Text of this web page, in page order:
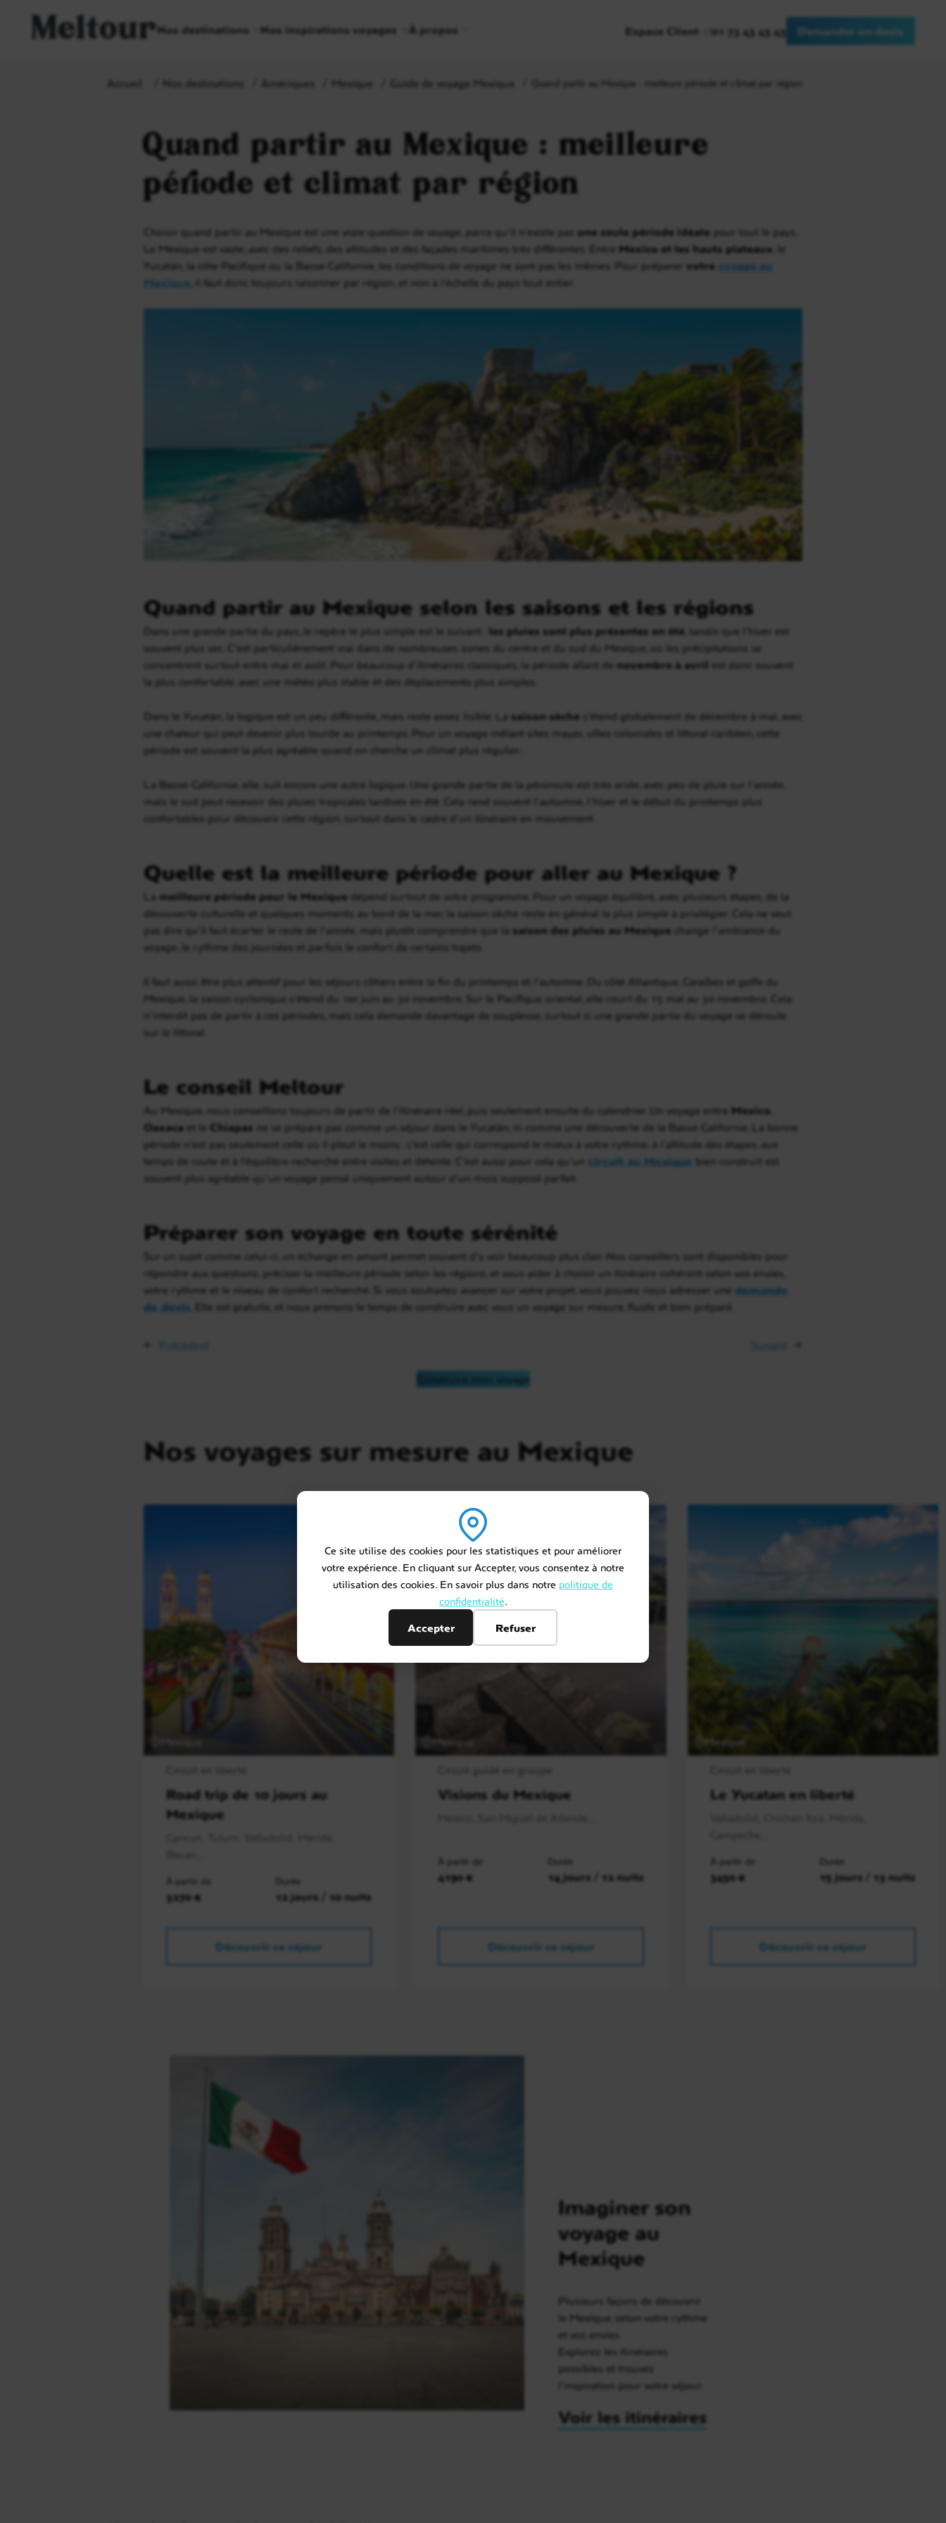
Ce site utilise des cookies pour les statistiques et pour améliorer
votre expérience. En cliquant sur Accepter, vous consentez à notre
utilisation des cookies. En savoir plus dans notre politique de
confidentialité.
Accepter
Refuser
MeltourNos destinations Nos inspirations voyages À propos Espace Client 01 73 43 43 43 Demander un devis
Accueil Nos destinations Amériques Mexique Guide de voyage Mexique Quand partir au Mexique : meilleure période et climat par région
Quand partir au Mexique : meilleure
période et climat par région
Choisir quand partir au Mexique est une vraie question de voyage, parce qu’il n’existe pas une seule période idéale pour tout le pays.
Le Mexique est vaste, avec des reliefs, des altitudes et des façades maritimes très différentes. Entre Mexico et les hauts plateaux , le
Yucatán, la côte Pacifique ou la Basse-Californie, les conditions de voyage ne sont pas les mêmes. Pour préparer votre voyage au
Mexique , il faut donc toujours raisonner par région, et non à l’échelle du pays tout entier.
Quand partir au Mexique selon les saisons et les régions
Dans une grande partie du pays, le repère le plus simple est le suivant : les pluies sont plus présentes en été , tandis que l’hiver est
souvent plus sec. C’est particulièrement vrai dans de nombreuses zones du centre et du sud du Mexique, où les précipitations se
concentrent surtout entre mai et août. Pour beaucoup d’itinéraires classiques, la période allant de novembre à avril est donc souvent
la plus confortable, avec une météo plus stable et des déplacements plus simples.
Dans le Yucatán, la logique est un peu différente, mais reste assez lisible. La saison sèche s’étend globalement de décembre à mai, avec
une chaleur qui peut devenir plus lourde au printemps. Pour un voyage mêlant sites mayas, villes coloniales et littoral caribéen, cette
période est souvent la plus agréable quand on cherche un climat plus régulier.
La Basse-Californie, elle, suit encore une autre logique. Une grande partie de la péninsule est très aride, avec peu de pluie sur l’année,
mais le sud peut recevoir des pluies tropicales tardives en été. Cela rend souvent l’automne, l’hiver et le début du printemps plus
confortables pour découvrir cette région, surtout dans le cadre d’un itinéraire en mouvement.
Quelle est la meilleure période pour aller au Mexique ?
La meilleure période pour le Mexique dépend surtout de votre programme. Pour un voyage équilibré, avec plusieurs étapes, de la
découverte culturelle et quelques moments au bord de la mer, la saison sèche reste en général la plus simple à privilégier. Cela ne veut
pas dire qu’il faut écarter le reste de l’année, mais plutôt comprendre que la saison des pluies au Mexique change l’ambiance du
voyage, le rythme des journées et parfois le confort de certains trajets.
Il faut aussi être plus attentif pour les séjours côtiers entre la fin du printemps et l’automne. Du côté Atlantique, Caraïbes et golfe du
Mexique, la saison cyclonique s’étend du 1er juin au 30 novembre. Sur le Pacifique oriental, elle court du 15 mai au 30 novembre. Cela
n’interdit pas de partir à ces périodes, mais cela demande davantage de souplesse, surtout si une grande partie du voyage se déroule
sur le littoral.
Le conseil Meltour
Au Mexique, nous conseillons toujours de partir de l’itinéraire réel, puis seulement ensuite du calendrier. Un voyage entre Mexico
Oaxaca et le Chiapas ne se prépare pas comme un séjour dans le Yucatán, ni comme une découverte de la Basse-Californie. La bonne
période n’est pas seulement celle où il pleut le moins : c’est celle qui correspond le mieux à votre rythme, à l’altitude des étapes, aux
temps de route et à l’équilibre recherché entre visites et détente. C’est aussi pour cela qu’un circuit au Mexique bien construit est
souvent plus agréable qu’un voyage pensé uniquement autour d’un mois supposé parfait.
Préparer son voyage en toute sérénité
Sur un sujet comme celui-ci, un échange en amont permet souvent d’y voir beaucoup plus clair. Nos conseillers sont disponibles pour
répondre aux questions, préciser la meilleure période selon les régions, et vous aider à choisir un itinéraire cohérent selon vos envies,
votre rythme et le niveau de confort recherché. Si vous souhaitez avancer sur votre projet, vous pouvez nous adresser une demande
de devis . Elle est gratuite, et nous prenons le temps de construire avec vous un voyage sur mesure, fluide et bien préparé.
← Suivant →
Construire mon voyage
Nos voyages sur mesure au Mexique
Mexique
Road trip de 10 jours au
Mexique
À partir de
3270 €
Durée
12 jours / 10 nuits
Découvrir ce séjour
Mexique
Visions du Mexique
À partir de
4190 €
Durée
14 jours / 12 nuits
Découvrir ce séjour
Mexique
Le Yucatan en liberté
À partir de
3450 €
Durée
15 jours / 13 nuits
Découvrir ce séjour
Imaginer son
voyage au
Mexique
Plusieurs façons de découvrir
le Mexique, selon votre rythme
et vos envies.
Explorez les itinéraires
possibles et trouvez
l’inspiration pour votre séjour.
Voir les itinéraires